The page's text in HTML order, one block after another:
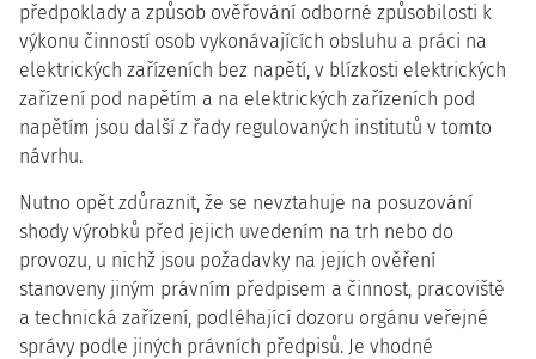
předpoklady a způsob ověřování odborné způsobilosti k
výkonu činností osob vykonávajících obsluhu a práci na
elektrických zařízeních bez napětí, v blízkosti elektrických
zařízení pod napětím a na elektrických zařízeních pod
napětím jsou další z řady regulovaných institutů v tomto
návrhu.
Nutno opět zdůraznit, že se nevztahuje na posuzování
shody výrobků před jejich uvedením na trh nebo do
provozu, u nichž jsou požadavky na jejich ověření
stanoveny jiným právním předpisem a činnost, pracoviště
a technická zařízení, podléhající dozoru orgánu veřejné
správy podle jiných právních předpisů. Je vhodné